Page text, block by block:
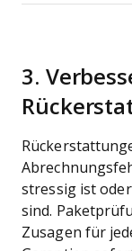
3.
stressig ist
sind.
Zusagen für